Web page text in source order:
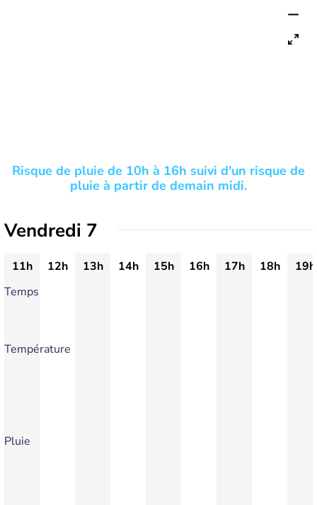
Risque de pluie de 10h à 16h suivi d'un risque de
pluie à partir de demain midi.
Vendredi 7
11h 12h 13h 14h 15h 16h 17h 18h
19h
Temps
Température
Pluie